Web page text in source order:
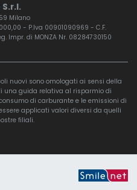
Milano
- P.Iva 00901090969 - C.F.
Impr. di MONZA Nr. 08284730150
nuovi sono omologati ai sensi della
una guida relativa al risparmio di
di carburante e le emissioni di
applicati valori diversi da quelli
filiali.